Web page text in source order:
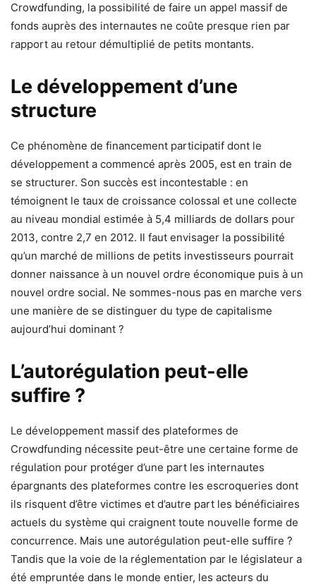
Crowdfunding, la possibilité de faire un appel massif de
fonds auprès des internautes ne coûte presque rien par
rapport au retour démultiplié de petits montants.
Le développement d’une
structure
Ce phénomène de financement participatif dont le
développement a commencé après 2005, est en train de
se structurer. Son succès est incontestable : en
témoignent le taux de croissance colossal et une collecte
au niveau mondial estimée à 5,4 milliards de dollars pour
2013, contre 2,7 en 2012. Il faut envisager la possibilité
qu’un marché de millions de petits investisseurs pourrait
donner naissance à un nouvel ordre économique puis à un
nouvel ordre social. Ne sommes-nous pas en marche vers
une manière de se distinguer du type de capitalisme
aujourd’hui dominant ?
L’autorégulation peut-elle
suffire ?
Le développement massif des plateformes de
Crowdfunding nécessite peut-être une certaine forme de
régulation pour protéger d’une part les internautes
épargnants des plateformes contre les escroqueries dont
ils risquent d’être victimes et d’autre part les bénéficiaires
actuels du système qui craignent toute nouvelle forme de
concurrence. Mais une autorégulation peut-elle suffire ?
Tandis que la voie de la réglementation par le législateur a
été empruntée dans le monde entier, les acteurs du